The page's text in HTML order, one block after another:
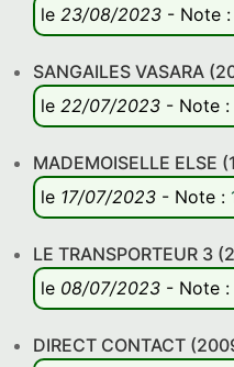
le 23/08/2023 - Note :
SANGAILES VASARA
le 22/07/2023 - Note :
MADEMOISELLE ELSE
le 17/07/2023 - Note :
LE TRANSPORTEUR 3
le 08/07/2023 - Note :
DIRECT CONTACT